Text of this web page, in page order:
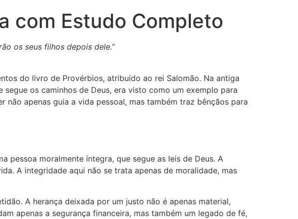
com Estudo Completo
os seus filhos depois dele.”
do livro de Provérbios, atribuído ao rei Salomão. Na antiga
os caminhos de Deus, era visto como um exemplo para
apenas guia a vida pessoal, mas também traz bênçãos para
A integridade aqui não se trata apenas de moralidade, mas
A herança deixada por um justo não é apenas material,
apenas a segurança financeira, mas também um legado de fé,